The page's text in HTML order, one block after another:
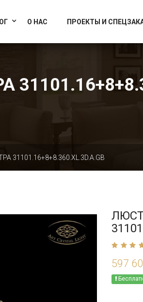
О НАС ПРОЕКТЫ И
31101.16+8+8.360.XL.3D.A.GB
597